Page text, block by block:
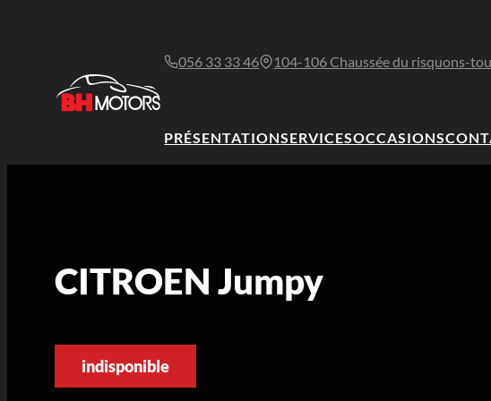
056 33 33 46 104-106 Chaussée du risquons-
PRÉSENTATIONSERVICESOCCASIONS
CITROEN Jumpy
indisponible